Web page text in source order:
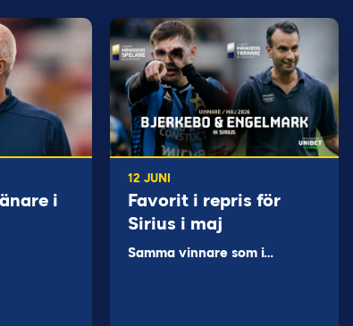
i
12 JUNI
Favorit i repris för
Sirius i maj
Samma vinnare som i…